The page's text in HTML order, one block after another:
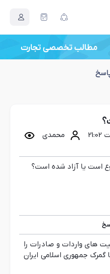
مطالب تخصصی تجارت
محمدی
است یا آزاد شده است؟
های واردات و صادرات را
گمرک جمهوری اسلامی ایران